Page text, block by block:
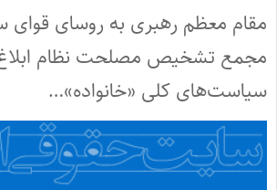
مقام معظم رهبری به روسای قوای
مجمع تشخیص مصلحت نظام
سیاست‌های کلی «خانواده»…